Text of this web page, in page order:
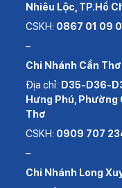
Nhiêu Lộc, TP.Hồ
CSKH: 0867 01 09
–
Chi Nhánh Cần
Địa chỉ: D35-D36-
Hưng Phú, Phường
Thơ
CSKH: 0909 707
–
Chi Nhánh Long